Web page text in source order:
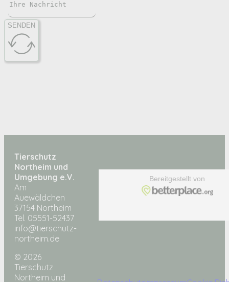
SENDEN
Tierschutz
Northeim und
Umgebung e.V.
Am
Auewäldchen
37154 Northeim
Tel. 05551-52437
info@tierschutz-
northeim.de
© 2026
Tierschutz
Northeim und